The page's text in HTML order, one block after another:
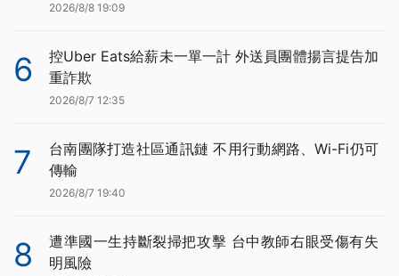
2026/8/8 19:09
6
控Uber Eats給薪未一單一計 外送員團體揚言提告加
重詐欺
2026/8/7 12:35
7
台南團隊打造社區通訊鏈 不用行動網路、Wi-Fi仍可
傳輸
2026/8/7 19:40
8
遭準國一生持斷裂掃把攻擊 台中教師右眼受傷有失
明風險